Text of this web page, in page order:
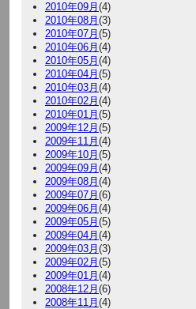
2010年09月 (4)
2010年08月 (3)
2010年07月 (5)
2010年06月 (4)
2010年05月 (4)
2010年04月 (5)
2010年03月 (4)
2010年02月 (4)
2010年01月 (5)
2009年12月 (5)
2009年11月 (4)
2009年10月 (5)
2009年09月 (4)
2009年08月 (4)
2009年07月 (6)
2009年06月 (4)
2009年05月 (5)
2009年04月 (4)
2009年03月 (3)
2009年02月 (5)
2009年01月 (4)
2008年12月 (6)
2008年11月 (4)